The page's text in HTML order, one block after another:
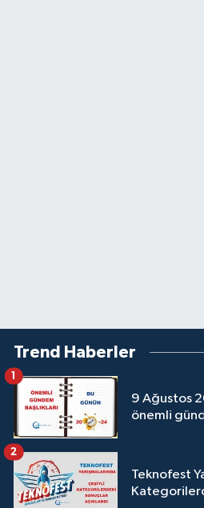
Trend Haberler
9 Ağustos
önemli
1
Teknofest
2